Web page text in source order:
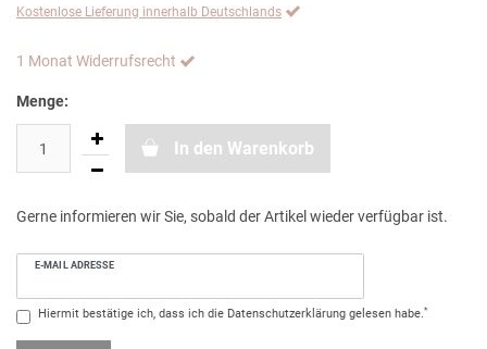
Kostenlose Lieferung innerhalb Deutschlands
1 Monat Widerrufsrecht
Menge:
In den Warenkorb
Gerne informieren wir Sie, sobald der Artikel wieder verfügbar ist.
E-MAIL ADRESSE
Hiermit bestätige ich, dass ich die Daten­schutz­erklärung gelesen habe.*